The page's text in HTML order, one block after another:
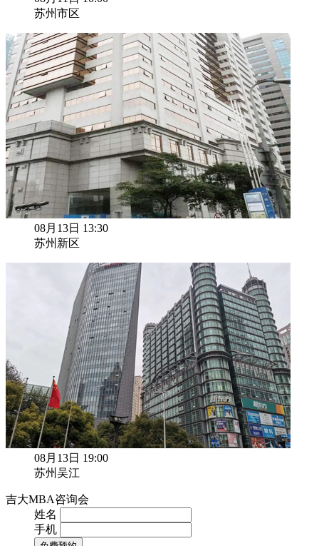
苏州市区
08月13日 13:30
苏州新区
08月13日 19:00
苏州吴江
吉大MBA咨询会
姓名
手机